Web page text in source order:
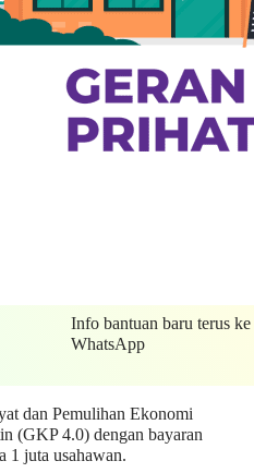
Info bantuan baru terus ke
WhatsApp
dan Pemulihan Ekonomi
(GKP 4.0) dengan bayaran
1 juta usahawan.